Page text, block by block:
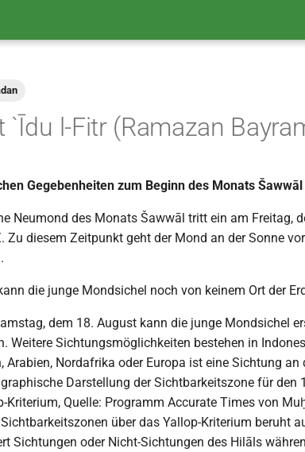
`Īdu l-Fitr (Ramazan
Gegebenheiten zum Beginn des Monats
Neumond des Monats Šawwāl tritt ein am Freitag,
Zu diesem Zeitpunkt geht der Mond an der Sonne
die junge Mondsichel noch von keinem Ort der
dem 18. August kann die junge Mondsichel
Weitere Sichtungsmöglichkeiten bestehen in
Arabien, Nordafrika oder Europa ist eine Sichtung
Darstellung der Sichtbarkeitszone für den
Kriterium, Quelle: Programm Accurate Times von
über das Yallop-Kriterium beruht
Sichtungen oder Nicht-Sichtungen des Hilāls